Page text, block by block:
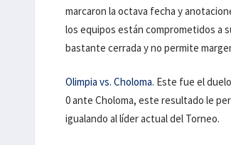
marcaron la octava fecha y
los equipos están comprometidos a
bastante cerrada y no permite
Olimpia vs. Choloma. Este fue el
0 ante Choloma, este resultado le
igualando al líder actual del Torneo.